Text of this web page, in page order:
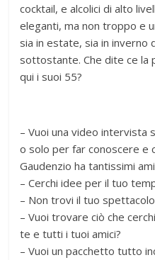
cocktail, e alcolici di alto
eleganti, ma non troppo e
sia in estate, sia in inverno
sottostante. Che dite ce la
qui i suoi 55?
– Vuoi una video intervista
o solo per far conoscere e
Gaudenzio ha tantissimi
– Cerchi idee per il tuo
– Non trovi il tuo
– Vuoi trovare ciò che
te e tutti i tuoi amici?
– Vuoi un pacchetto tutto